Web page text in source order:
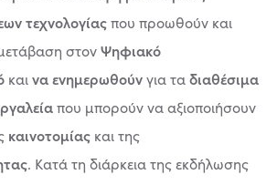
τεχνολογίαςπου προωθούν και
στονΨηφιακό
καινα ενημερωθούνγια ταδιαθέσιμα
που μπορούν να αξιοποιήσουν
καινοτομίας και της
. Κατά τη διάρκεια της εκδήλωσης